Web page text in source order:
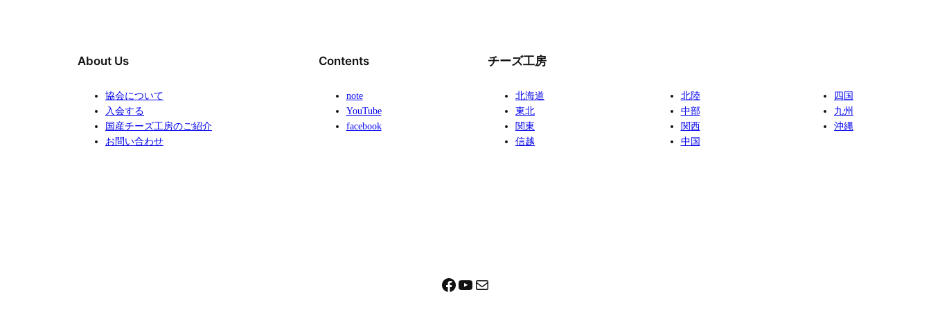
About Us
協会について
入会する
国産チーズ工房のご紹介
お問い合わせ
Contents
note
YouTube
facebook
チーズ工房
北海道
東北
関東
信越
北陸
中部
関西
中国
四国
九州
沖縄
Facebook
YouTube
メール